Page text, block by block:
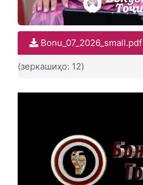
Bonu_07_2026_small.pdf
(зеркашиҳо: 12)